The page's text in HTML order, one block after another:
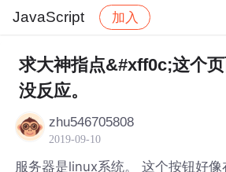
JavaScript 加入
社区 JavaScript 帖子详情
求大神指点&#xff0c;这个
没反应。
zhu546705808
2019-09-10
服务器是linux系统。 这个按钮好